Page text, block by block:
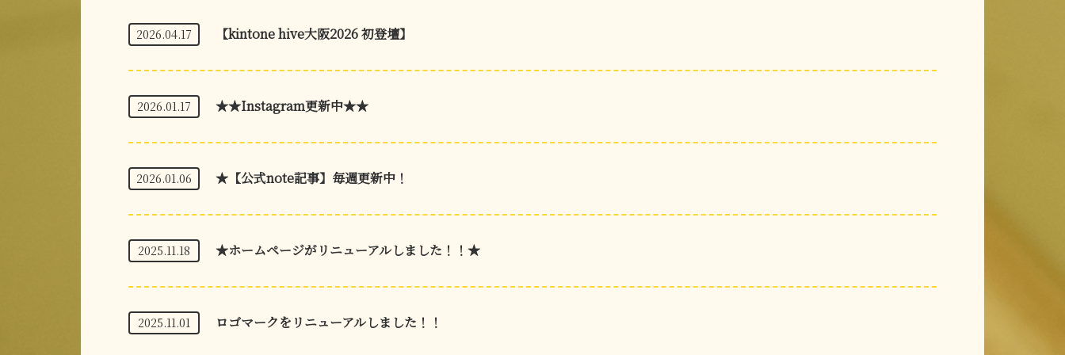
2026.04.17 【kintone hive大阪2026 初登壇】
2026.01.17 ★★Instagram更新中★★
2026.01.06 ★【公式note記事】毎週更新中！
2025.11.18 ★ホームページがリニューアルしました！！★
2025.11.01 ロゴマークをリニューアルしました！！